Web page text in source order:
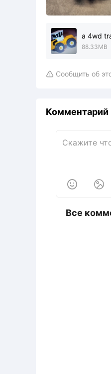
a 4wd
88.33MB
 Сообщить об
Комментарий
 
Все